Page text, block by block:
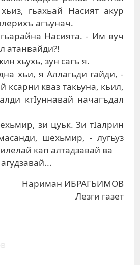
гьахьай Насият акур
агъунач.
Насията. - Им вуч
атанвайди?!
хьухь, зун сагъ я.
хьи, я Аллагьди гайди, -
ксарни кваз такьуна, кьил,
ктIуннавай начагъдал
зи цуьк. Зи тIалрин
шехьмир, - лугьуз
кап алтадзавай ва
Нариман ИБРАГЬИМОВ
Лезги газет